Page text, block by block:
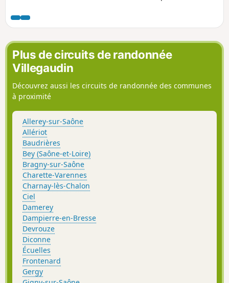
Grand, et admiré l'église Romane de Saint-Julien, vous
arriverez au Parc de Ruffey : découverte de l'arboretum et
du verger conservatoire...
Plus de circuits de randonnée
Villegaudin
Découvrez aussi les circuits de randonnée des communes
à proximité
Allerey-sur-Saône
Allériot
Baudrières
Bey (Saône-et-Loire)
Bragny-sur-Saône
Charette-Varennes
Charnay-lès-Chalon
Ciel
Damerey
Dampierre-en-Bresse
Devrouze
Diconne
Écuelles
Frontenard
Gergy